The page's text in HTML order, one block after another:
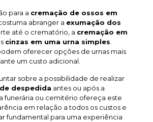
para a cremação de ossos em
abranger a exumação dos
até o crematório, a cremação em
cinzas em uma urna simples
oferecer opções de urnas mais
um custo adicional.
sobre a possibilidade de realizar
despedida antes ou após a
funerária ou cemitério ofereça este
em relação a todos os custos e
fundamental para uma experiência